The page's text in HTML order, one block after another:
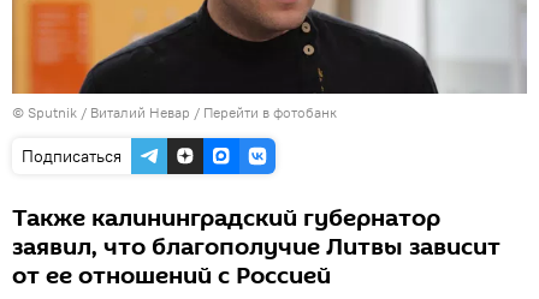
© Sputnik / Виталий Невар / Перейти в фотобанк
Подписаться
Также калининградский губернатор
заявил, что благополучие Литвы зависит
от ее отношений с Россией